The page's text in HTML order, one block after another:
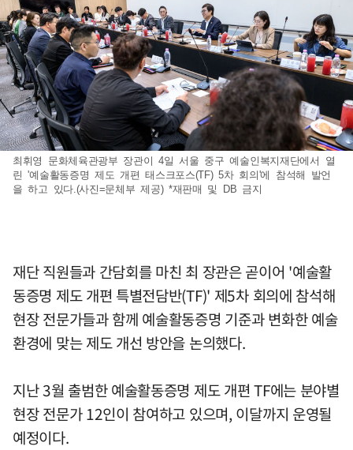
최휘영 문화체육관광부 장관이 4일 서울 중구 예술인복지재단에서 열
린 '예술활동증명 제도 개편 태스크포스(TF) 5차 회의'에 참석해 발언
을 하고 있다.(사진=문체부 제공) *재판매 및 DB 금지
재단 직원들과 간담회를 마친 최 장관은 곧이어 '예술활
동증명 제도 개편 특별전담반(TF)' 제5차 회의에 참석해
현장 전문가들과 함께 예술활동증명 기준과 변화한 예술
환경에 맞는 제도 개선 방안을 논의했다.
지난 3월 출범한 예술활동증명 제도 개편 TF에는 분야별
현장 전문가 12인이 참여하고 있으며, 이달까지 운영될
예정이다.